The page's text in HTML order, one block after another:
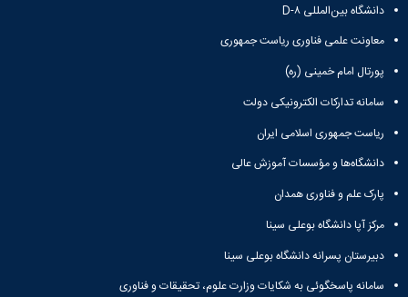
دانشگاه بین‌المللی D-۸
معاونت علمی فناوری ریاست جمهوری
پورتال امام خمینی (ره)
سامانه تدارکات الکترونیکی دولت
ریاست جمهوری اسلامی ایران
دانشگاه‌ها و مؤسسات آموزش عالی
پارک علم و فناوری همدان
مرکز آپا دانشگاه بوعلی سینا
دبیرستان پسرانه دانشگاه بوعلی سینا
سامانه پاسخگوئی به شکایات وزارت علوم، تحقیقات و فناوری